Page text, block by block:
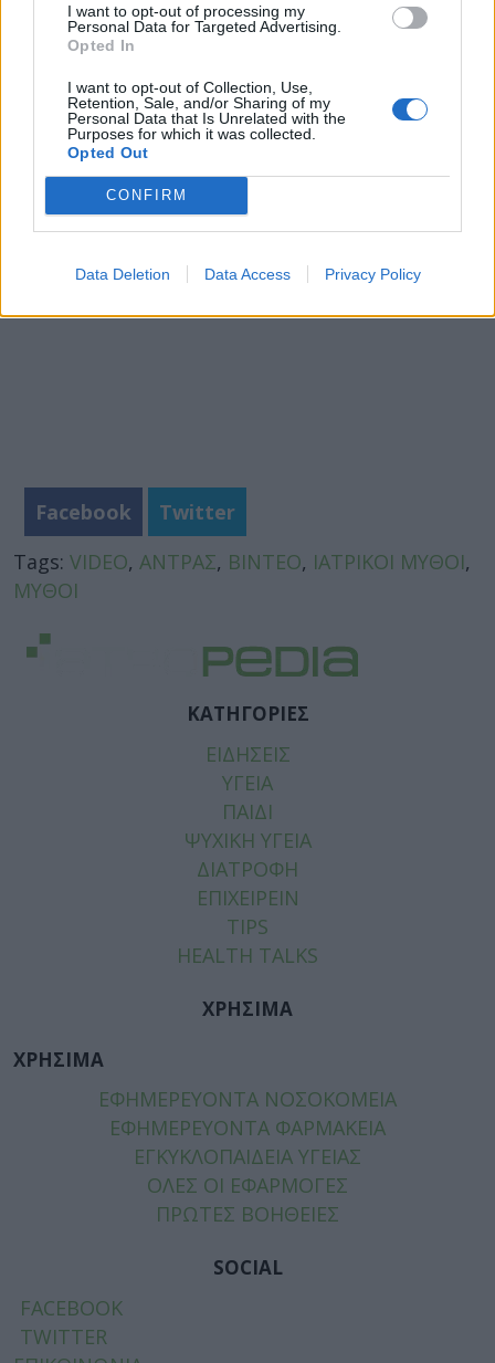
I want to opt-out of processing my
Personal Data for Targeted Advertising.
Opted In
I want to opt-out of Collection, Use,
Retention, Sale, and/or Sharing of my
Personal Data that Is Unrelated with the
Purposes for which it was collected.
Opted Out
CONFIRM
Data Deletion Data Access Privacy Policy
ελληνοαμερικανίδα γεννάει μέσα σε ταξί στη
Νέα Υόρκη
μια κοιλίτσα μεγαλώνει και μια ζωή γεννιέται
δεν θα πιστέψετε τι προσφέρει ένα βαθύ
παθιασμένο φιλί
Facebook
Twitter
Tags: VIDEO, ΑΝΤΡΑΣ, ΒΙΝΤΕΟ, ΙΑΤΡΙΚΟΙ ΜΥΘΟΙ,
ΜΥΘΟΙ
ΚΑΤΗΓΟΡΙΕΣ
ΕΙΔΗΣΕΙΣ
ΥΓΕΙΑ
ΠΑΙΔΙ
ΨΥΧΙΚΗ ΥΓΕΙΑ
ΔΙΑΤΡΟΦΗ
ΕΠΙΧΕΙΡΕΙΝ
TIPS
HEALTH TALKS
ΧΡΗΣΙΜΑ
ΧΡΗΣΙΜΑ
ΕΦΗΜΕΡΕΥΟΝΤΑ ΝΟΣΟΚΟΜΕΙΑ
ΕΦΗΜΕΡΕΥΟΝΤΑ ΦΑΡΜΑΚΕΙΑ
ΕΓΚΥΚΛΟΠΑΙΔΕΙΑ ΥΓΕΙΑΣ
ΟΛΕΣ ΟΙ ΕΦΑΡΜΟΓΕΣ
ΠΡΩΤΕΣ ΒΟΗΘΕΙΕΣ
SOCIAL
FACEBOOK
TWITTER